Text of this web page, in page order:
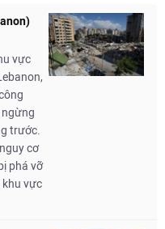
vực
trước.
cơ
phá vỡ
khu vực